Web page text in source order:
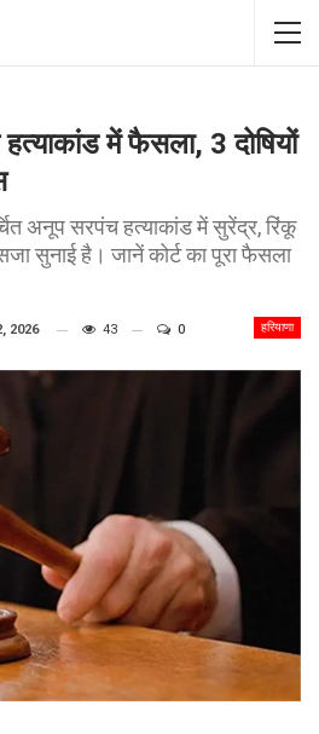
में फैसला, 3 दोषियों
अनूप सरपंच हत्याकांड में सुरेंद्र, रिंकू
सुनाई है। जानें कोर्ट का पूरा फैसला
हरियाणा
2026 43 0